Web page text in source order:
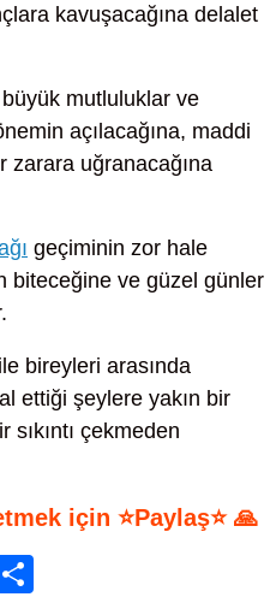
kavuşacağına delalet
mutluluklar ve
açılacağına, maddi
zarara uğranacağına
geçiminin zor hale
biteceğine ve güzel günler
bireyleri arasında
ettiği şeylere yakın bir
çekmeden
için ⭐Paylaş⭐ 🙏
W